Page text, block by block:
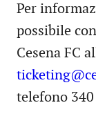
Per
possibile
Cesena FC
telefono